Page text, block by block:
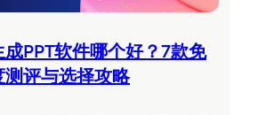
PPT软件哪个好？7款免
评与选择攻略